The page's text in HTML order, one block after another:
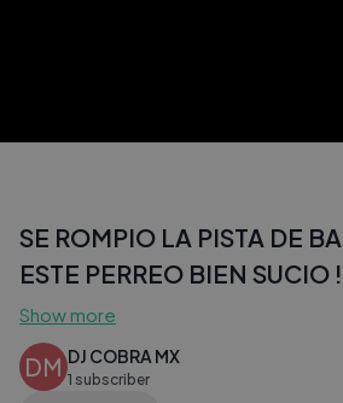
SE ROMPIO LA PISTA DE
ESTE PERREO BIEN SUCIO
Show more
DM DJ COBRA MX
1 subscriber